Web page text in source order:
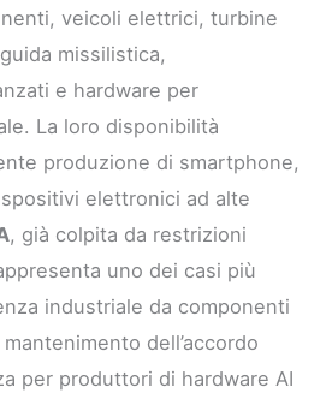
veicoli elettrici, turbine
missilistica,
e hardware per
La loro disponibilità
produzione di smartphone,
elettronici ad alte
, già colpita da restrizioni
uno dei casi più
industriale da componenti
dell’accordo
per produttori di hardware AI